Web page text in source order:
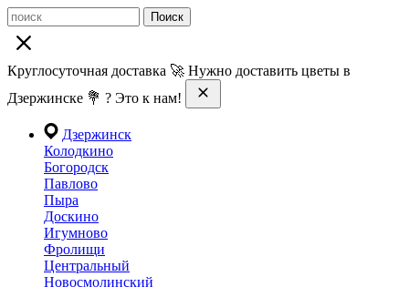
Поиск
Круглосуточная доставка 🚀 Нужно доставить цветы в
Дзержинске 💐 ? Это к нам!
Дзержинск
Колодкино
Богородск
Павлово
Пыра
Доскино
Игумново
Фролищи
Центральный
Новосмолинский